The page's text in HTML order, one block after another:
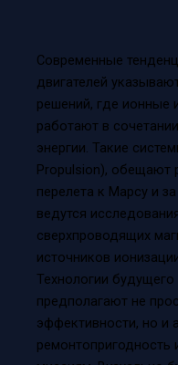
Современные
двигателей
решений, где ионные
работают в
энергии. Такие
Propulsion), обещают
перелета к Марсу и
ведутся
сверхпроводящих
источников
Технологии
предполагают не
эффективности, но и
ремонтопригодность